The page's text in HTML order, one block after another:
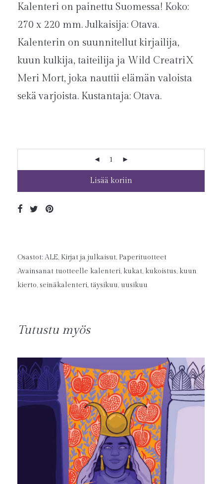
Kalenteri on painettu Suomessa! Koko:
270 x 220 mm. Julkaisija: Otava.
Kalenterin on suunnitellut kirjailija,
kuun kulkija, taiteilija ja Wild CreatriX
Meri Mort, joka nauttii elämän valoista
sekä varjoista. Kustantaja: Otava.
Lisää koriin
Osastot: ALE, Kirjat ja julkaisut, Paperituotteet
Avainsanat tuotteelle kalenteri, kukat, kukoistus, kuun
kierto, seinäkalenteri, täysikuu, uusikuu
Tutustu myös